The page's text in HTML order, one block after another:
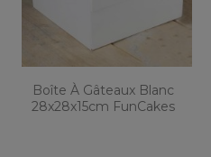
Boîte À Gâteaux Blanc
28x28x15cm FunCakes